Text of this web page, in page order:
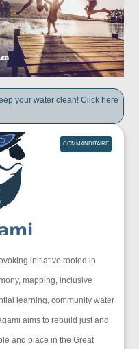
your water clean! Click here
COMMANDITAIRE
initiative rooted in
mapping, inclusive
learning, community water
aims to rebuild just and
and place in the Great